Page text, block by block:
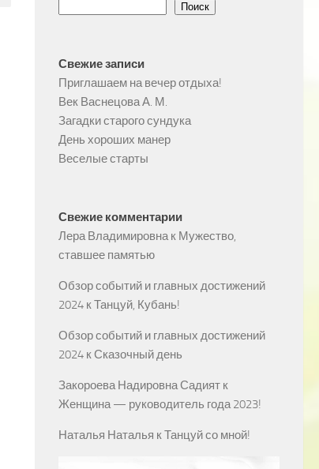
Поиск
Свежие записи
Приглашаем на вечер отдыха!
Век Васнецова А. М.
Загадки старого сундука
День хороших манер
Веселые старты
Свежие комментарии
Лера Владимировнак Мужество,
ставшее памятью
Обзор событий и главных достижений
2024 кТанцуй, Кубань!
Обзор событий и главных достижений
2024 кСказочный день
Закороева Надировна Садият к
Женщина — руководитель года 2023!
Наталья Наталья кТанцуй со мной!